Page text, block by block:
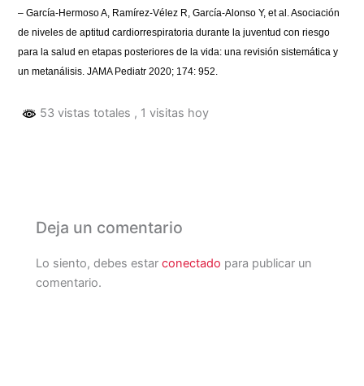
–García-Hermoso A, Ramírez-Vélez R, García-Alonso Y, et al. Asociación
de niveles de aptitud cardiorrespiratoria durante la juventud con riesgo
para la salud en etapas posteriores de la vida: una revisión sistemática y
un metanálisis. JAMA Pediatr 2020; 174: 952.
53 vistas totales , 1 visitas hoy
Deja un comentario
Lo siento, debes estarconectado para publicar un
comentario.